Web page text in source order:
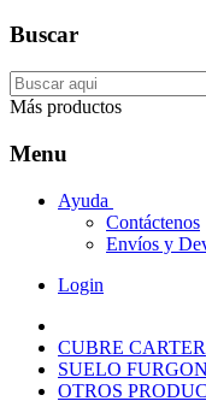
Buscar
Más productos
Menu
Ayuda
Contáctenos
Envíos y
Login
CUBRE CARTER
SUELO
OTROS